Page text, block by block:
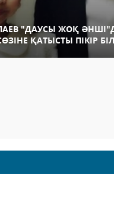
"ДАУСЫ ЖОҚ
ҚАТЫСТЫ ПІКІР